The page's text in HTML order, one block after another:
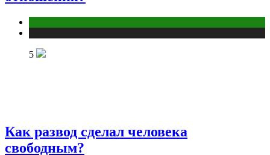
5
Как развод сделал человека
свободным?